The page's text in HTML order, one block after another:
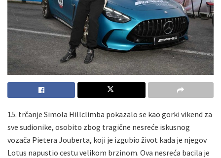
15. trčanje Simola Hillclimba pokazalo se kao gorki vikend za
sve sudionike, osobito zbog tragične nesreće iskusnog
vozača Pietera Jouberta, koji je izgubio život kada je njegov
Lotus napustio cestu velikom brzinom. Ova nesreća bacila je